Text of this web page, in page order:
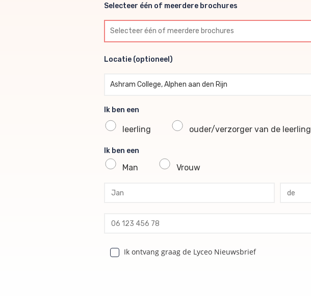
Selecteer één of meerdere brochures
Selecteer één of meerdere brochures
Locatie (optioneel)
Locatie (optioneel)
Ashram College, Alphen aan den Rijn
Ik ben een
leerling ouder/verzorger van de leerling
Ik ben een
Man Vrouw
profile voornaam
profile tussenvoegsel
profile achternaam
profile telefoon
profile email
Ik ontvang graag de Lyceo Nieuwsbrief